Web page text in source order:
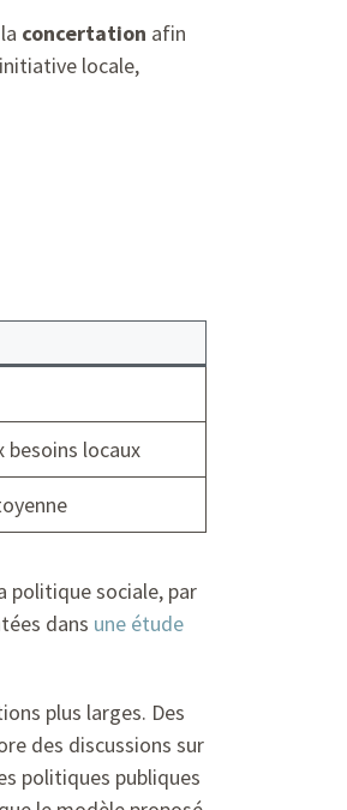
concertation afin
locale,
besoins locaux
politique sociale, par
dans une étude
plus larges. Des
des discussions sur
politiques publiques